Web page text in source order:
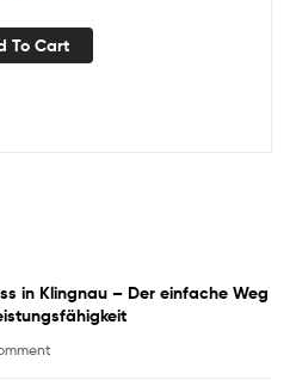
To Cart
in Klingnau – Der einfache Weg